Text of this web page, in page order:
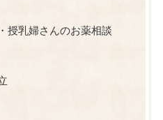
授乳婦さんのお薬相談